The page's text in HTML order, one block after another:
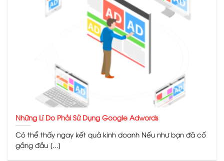
Những Lí Do Phải Sử Dụng Google Adwords
Có thể thấy ngay kết quả kinh doanh Nếu như bạn đã cố
gắng đầu [...]